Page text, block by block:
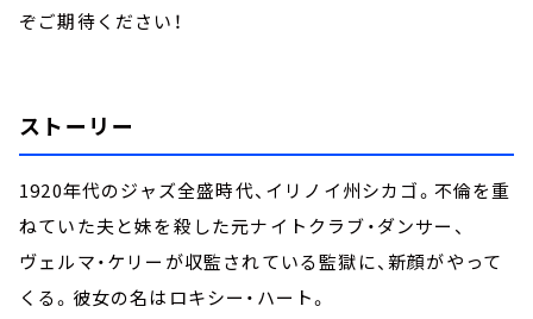
ぞご期待ください！
ストーリー
1920年代のジャズ全盛時代、イリノイ州シカゴ。不倫を重
ねていた夫と妹を殺した元ナイトクラブ・ダンサー、
ヴェルマ・ケリーが収監されている監獄に、新顔がやって
くる。彼女の名はロキシー・ハート。